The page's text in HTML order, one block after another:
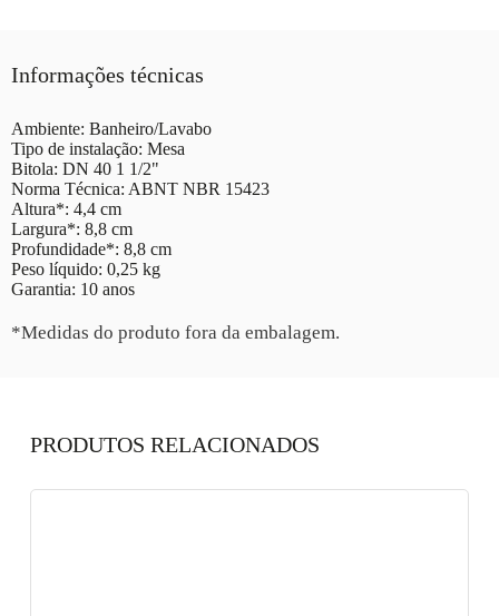
Informações técnicas
Ambiente: Banheiro/Lavabo
Tipo de instalação: Mesa
Bitola: DN 40 1 1/2"
Norma Técnica: ABNT NBR 15423
Altura*: 4,4 cm
Largura*: 8,8 cm
Profundidade*: 8,8 cm
Peso líquido: 0,25 kg
Garantia: 10 anos
*Medidas do produto fora da embalagem.
PRODUTOS RELACIONADOS